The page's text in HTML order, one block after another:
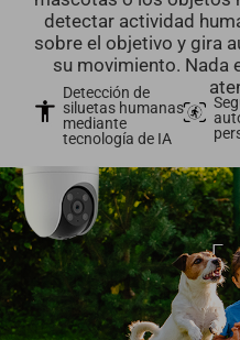
detectar actividad
sobre el objetivo y gira
su movimiento. Nada
Detección de
siluetas humanas
mediante
tecnología de IA